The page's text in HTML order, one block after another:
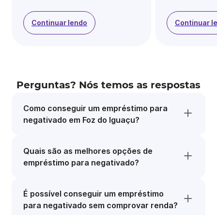
Continuar lendo Continuar
Perguntas? Nós temos as respostas
Como conseguir um empréstimo para
negativado em Foz do Iguaçu?
Quais são as melhores opções de
empréstimo para negativado?
É possível conseguir um empréstimo
para negativado sem comprovar renda?